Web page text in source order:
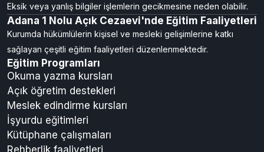
Eksik veya yanlış bilgiler işlemlerin gecikmesine neden olabilir.
Adana 1 Nolu Açık Cezaevi'nde Eğitim Faaliyetleri
Kurumda hükümlülerin kişisel ve mesleki gelişimlerine katkı
sağlayan çeşitli eğitim faaliyetleri düzenlenmektedir.
Eğitim Programları
Okuma yazma kursları
Açık öğretim destekleri
Meslek edindirme kursları
İşyurdu eğitimleri
Kütüphane çalışmaları
Rehberlik faaliyetleri